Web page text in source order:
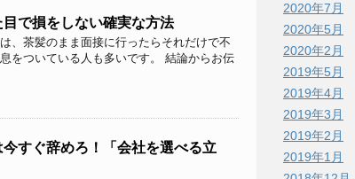
目で損をしない確実な方法
、茶髪のまま面接に行ったらそれだけで不
をついている人も多いです。 結論からお伝
すぐ辞めろ！「会社を選べる立
2020年7月
2020年5月
2020年2月
2019年5月
2019年4月
2019年3月
2019年2月
2019年1月